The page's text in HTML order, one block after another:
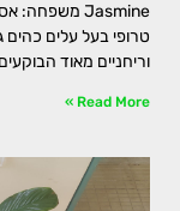
טרופי בעל עלים כהים
וריחניים מאוד הבוקעים
Read More »